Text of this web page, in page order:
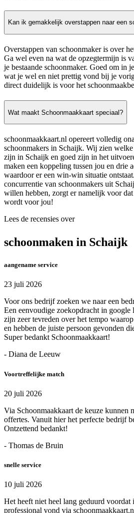
Kan ik gemakkelijk overstappen naar een
Overstappen van schoonmaker is over
Ga wel even na wat de opzegtermijn is
je bestaande schoonmaker. Goed om in
wat je wel en niet prettig vond bij je
direct duidelijk is voor het
Wat maakt Schoonmaakkaart speciaal?
schoonmaakkaart.nl opereert volledig
schoonmakers in Schaijk. Wij zien
zijn in Schaijk en goed zijn in het
maken een koppeling tussen jou en drie
waardoor er een win-win situatie
concurrentie van schoonmakers uit
willen hebben, zorgt er namelijk voor
wordt voor jou!
Lees de recensies over
schoonmaken in Schaijk
aangename service
23 juli 2026
Voor ons bedrijf zoeken we naar een
Een eenvoudige zoekopdracht in
zijn zeer tevreden over het tempo
en hebben de juiste persoon gevonden
Super bedankt Schoonmaakkaart!
- Diana de Leeuw
Voortreffelijke match
20 juli 2026
Via Schoonmaakkaart de keuze kunnen
offertes. Vanuit hier het perfecte bedrijf
Ontzettend bedankt!
- Thomas de Bruin
snelle service
10 juli 2026
Het heeft niet heel lang geduurd voordat
professional vond via